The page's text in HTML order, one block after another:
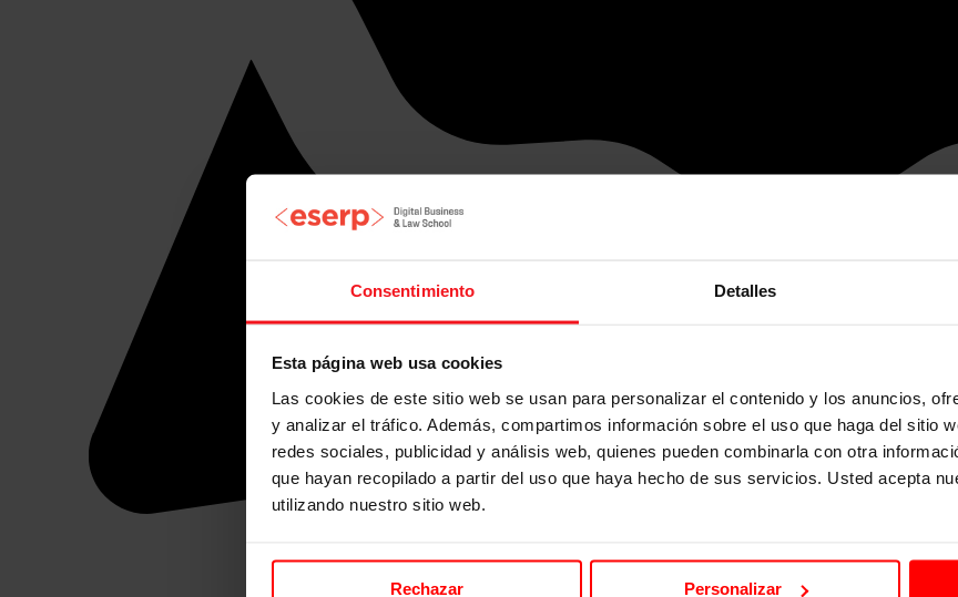
Consentimiento Detalles
Esta página web usa cookies
Las cookies de este sitio web se usan para personalizar el contenido y los anuncios,
y analizar el tráfico. Además, compartimos información sobre el uso que haga del sitio
redes sociales, publicidad y análisis web, quienes pueden combinarla con otra
que hayan recopilado a partir del uso que haya hecho de sus servicios. Usted acepta
utilizando nuestro sitio web.
Rechazar Personalizar